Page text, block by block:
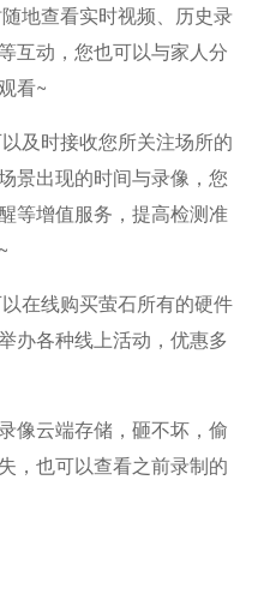
地查看实时视频、历史录
互动，您也可以与家人分
看~
及时接收您所关注场所的
景出现的时间与录像，您
等增值服务，提高检测准
在线购买萤石所有的硬件
办各种线上活动，优惠多
像云端存储，砸不坏，偷
，也可以查看之前录制的